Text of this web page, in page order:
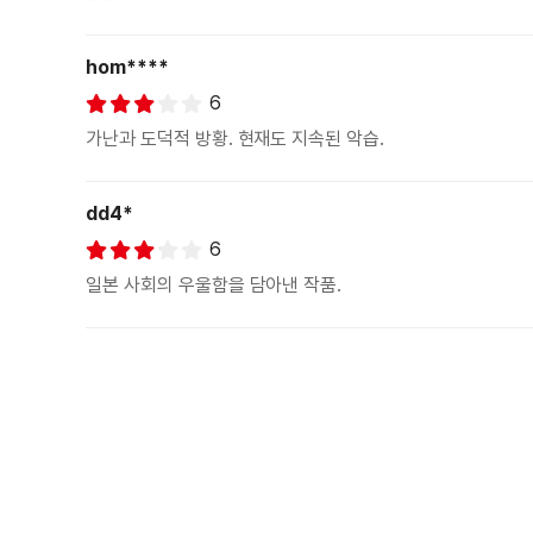
hom****
6
가난과 도덕적 방황. 현재도 지속된 악습.
dd4*
6
일본 사회의 우울함을 담아낸 작품.